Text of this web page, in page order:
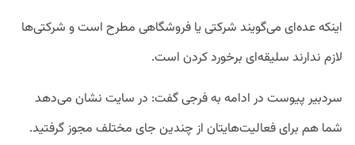
اینکه عده‌ای می‌گویند شرکتی یا فروشگاهی مطرح است و شرکتی‌ها
لازم ندارند سلیقه‌ای برخورد کردن است.
سردبیر پیوست در ادامه به فرجی گفت: در سایت نشان می‌دهد
شما هم برای فعالیت‌هایتان از چندین جای مختلف مجوز گرفتید.